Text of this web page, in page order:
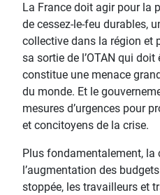
La France doit agir pour la
de cessez-le-feu durables,
collective dans la région et
sa sortie de l’OTAN qui
constitue une menace
du monde. Et le
mesures d’urgences pour
et concitoyens de la crise.
Plus fondamentalement, la
l’augmentation des
stoppée, les travailleurs et